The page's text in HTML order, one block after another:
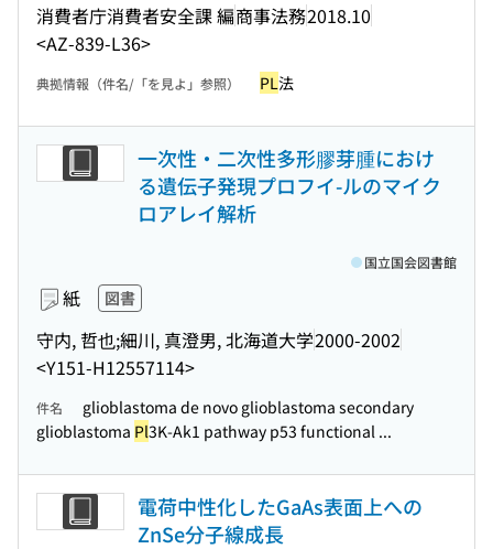
消費者庁消費者安全課 編商事法務2018.10
<AZ-839-L36>
典拠情報（件名/「を見よ」参照） PL法
一次性・二次性多形膠芽腫におけ
る遺伝子発現プロフイ-ルのマイク
ロアレイ解析
紙 図書
守内, 哲也;細川, 真澄男, 北海道大学2000-2002
<Y151-H12557114>
国立国会図書館
件名
glioblastoma de novo glioblastoma secondary
glioblastoma Pl3K-Ak1 pathway p53 functional ...
電荷中性化したGaAs表面上への
ZnSe分子線成長